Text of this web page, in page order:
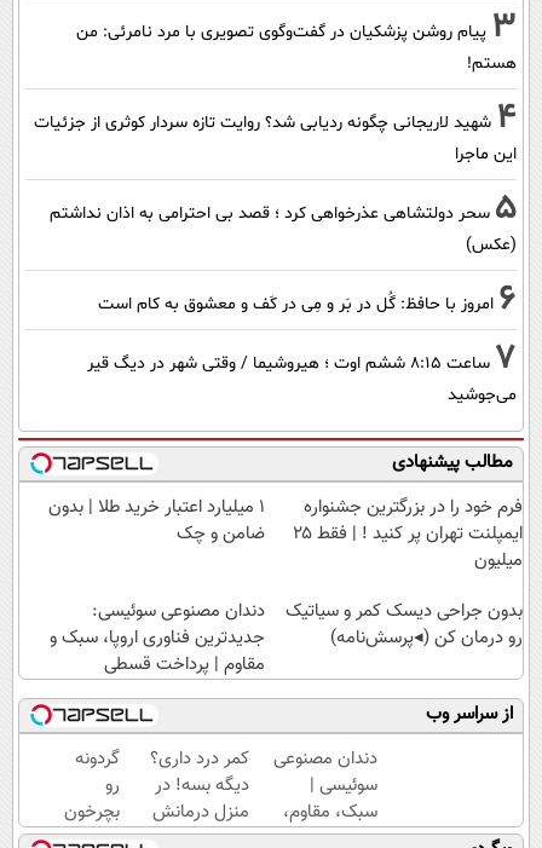
3 پیام روشن پزشکیان در گفت‌و‌گوی تصویری با مرد نامرئی: من
هستم!
4 شهید لاریجانی چگونه ردیابی شد؟ روایت تازه سردار کوثری از جزئیات
این ماجرا
5 سحر دولتشاهی عذرخواهی کرد ؛ قصد بی احترامی به اذان نداشتم
(عکس)
6 امروز با حافظ: گُل در بَر و مِی در کَف و معشوق به کام است
7
ساعت ۸:۱۵ ششم اوت ؛ هیروشیما / وقتی شهر در دیگ قیر
می‌جوشید
مطالب پیشنهادی
فرم خود را در بزرگترین جشنواره
ایمپلنت تهران پر کنید ! | فقط ۲۵
میلیون
۱ میلیارد اعتبار خرید طلا | بدون
ضامن و چک
بدون جراحی دیسک کمر و سیاتیک
رو درمان کن (◂پرسش‌نامه)
دندان مصنوعی سوئیسی:
جدیدترین فناوری اروپا، سبک و
مقاوم | پرداخت قسطی
از سراسر وب
دندان مصنوعی
سوئیسی |
سبک، مقاوم،
طبیعی! ویزیت
کمر درد داری؟
دیگه بسه! در
منزل درمانش
کن
گردونه
رو
بچرخون
PS5 و